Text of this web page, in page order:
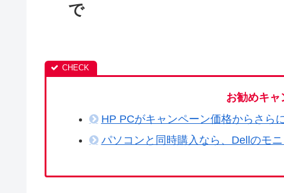
で
お勧めキャ
HP PCがキャンペーン価格からさら
パソコンと同時購入なら、Dellのモ